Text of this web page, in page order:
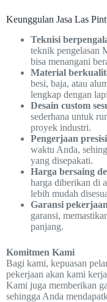
Keunggulan Jasa Las
Teknisi
teknik pengelasan
bisa menangani
Material
besi, baja, atau
lengkap dengan
Desain custom
sederhana untuk
proyek industri.
Pengerjaan
waktu Anda,
yang disepakati.
Harga bersaing
harga diberikan di
lebih mudah
Garansi pekerjaan
garansi,
panjang.
Komitmen Kami
Bagi kami, kepuasan
pekerjaan akan kami
Kami juga memberikan
sehingga Anda